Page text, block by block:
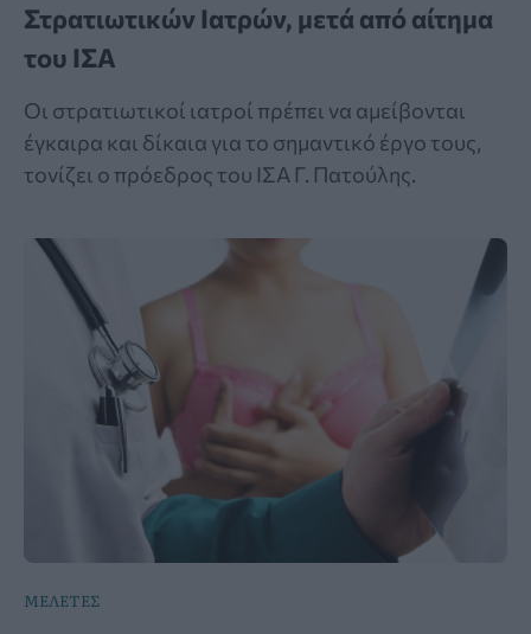
Στρατιωτικών Ιατρών, μετά από αίτημα
του ΙΣΑ
Οι στρατιωτικοί ιατροί πρέπει να αμείβονται
έγκαιρα και δίκαια για το σημαντικό έργο τους,
τονίζει ο πρόεδρος του ΙΣΑ Γ. Πατούλης.
ΜΕΛΕΤΕΣ